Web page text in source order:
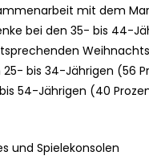
mit dem
bei den 35- bis 44-
bis 34-Jährigen (56
54-Jährigen (40
und Spielekonsolen